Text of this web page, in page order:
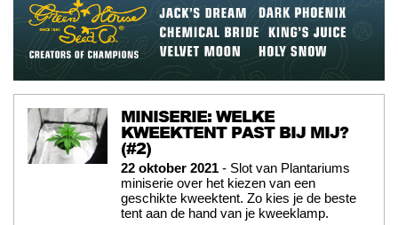
MINISERIE: WELKE
KWEEKTENT PAST BIJ MIJ?
(#2)
22 oktober 2021 - Slot van Plantariums
miniserie over het kiezen van een
geschikte kweektent. Zo kies je de beste
tent aan de hand van je kweeklamp.